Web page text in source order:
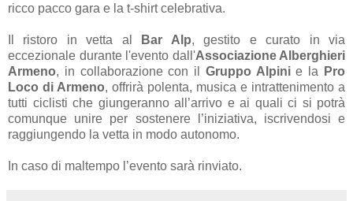
ricco pacco gara e la t-shirt celebrativa.
Il ristoro in vetta al Bar Alp, gestito e curato in via
eccezionale durante l'evento dall'Associazione Alberghieri
Armeno, in collaborazione con il Gruppo Alpinie la
Pro
Loco di Armeno, offrirà polenta, musica e intrattenimento a
tutti ciclisti che giungeranno all’arrivo e ai quali ci si potrà
comunque unire per sostenere l’iniziativa, iscrivendosi e
raggiungendo la vetta in modo autonomo.
In caso di maltempo l’evento sarà rinviato.